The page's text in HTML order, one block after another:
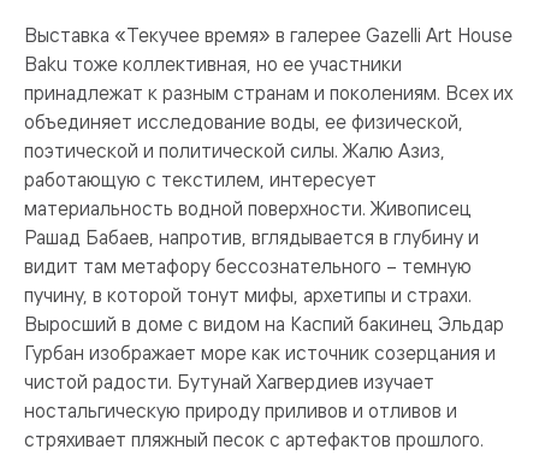
Выставка «Текучее время» в галерее Gazelli Art House
Baku тоже коллективная, но ее участники
принадлежат к разным странам и поколениям. Всех их
объединяет исследование воды, ее физической,
поэтической и политической силы. Жалю Азиз,
работающую с текстилем, интересует
материальность водной поверхности. Живописец
Рашад Бабаев, напротив, вглядывается в глубину и
видит там метафору бессознательного – темную
пучину, в которой тонут мифы, архетипы и страхи.
Выросший в доме с видом на Каспий бакинец Эльдар
Гурбан изображает море как источник созерцания и
чистой радости. Бутунай Хагвердиев изучает
ностальгическую природу приливов и отливов и
стряхивает пляжный песок с артефактов прошлого.